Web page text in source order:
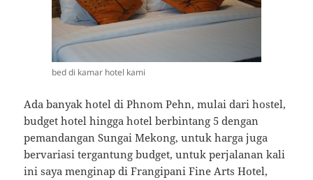
bed di kamar hotel kami
Ada banyak hotel di Phnom Pehn, mulai dari hostel,
budget hotel hingga hotel berbintang 5 dengan
pemandangan Sungai Mekong, untuk harga juga
bervariasi tergantung budget, untuk perjalanan kali
ini saya menginap di Frangipani Fine Arts Hotel,